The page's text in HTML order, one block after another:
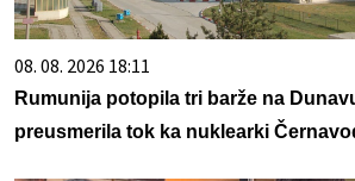
08. 08. 2026 18:11
Rumunija potopila tri barže na
preusmerila tok ka nuklearki